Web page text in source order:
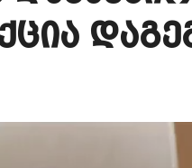
პირდაპირ შექმნან